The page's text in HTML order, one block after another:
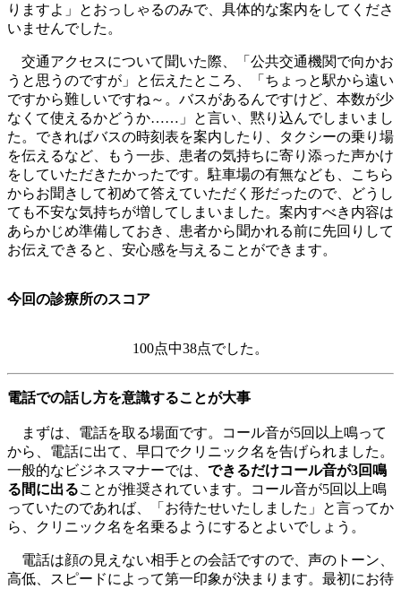
りますよ」とおっしゃるのみで、具体的な案内をしてくださ
いませんでした。
交通アクセスについて聞いた際、「公共交通機関で向かお
うと思うのですが」と伝えたところ、「ちょっと駅から遠い
ですから難しいですね～。バスがあるんですけど、本数が少
なくて使えるかどうか……」と言い、黙り込んでしまいまし
た。できればバスの時刻表を案内したり、タクシーの乗り場
を伝えるなど、もう一歩、患者の気持ちに寄り添った声かけ
をしていただきたかったです。駐車場の有無なども、こちら
からお聞きして初めて答えていただく形だったので、どうし
ても不安な気持ちが増してしまいました。案内すべき内容は
あらかじめ準備しておき、患者から聞かれる前に先回りして
お伝えできると、安心感を与えることができます。
今回の診療所のスコア
100点中38点でした。
電話での話し方を意識することが大事
まずは、電話を取る場面です。コール音が5回以上鳴って
から、電話に出て、早口でクリニック名を告げられました。
一般的なビジネスマナーでは、 できるだけコール音が3回鳴
る間に出ることが推奨されています。コール音が5回以上鳴
っていたのであれば、「お待たせいたしました」と言ってか
ら、クリニック名を名乗るようにするとよいでしょう。
電話は顔の見えない相手との会話ですので、声のトーン、
高低、スピードによって第一印象が決まります。最初にお待